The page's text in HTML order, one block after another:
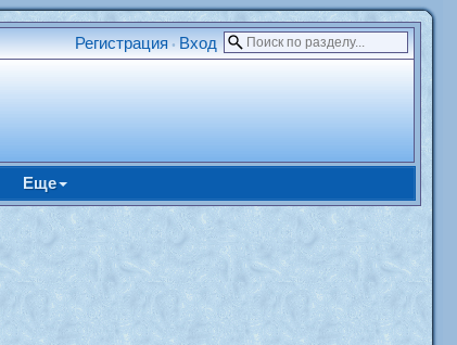
Регистрация • Вход
Еще